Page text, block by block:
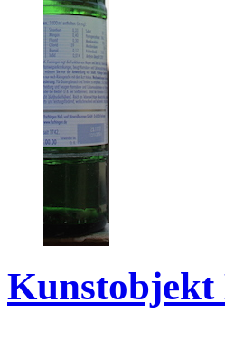
Kunstobjekt